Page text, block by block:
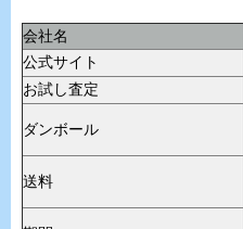
会社名
公式サイト
お試し査定
ダンボール
送料